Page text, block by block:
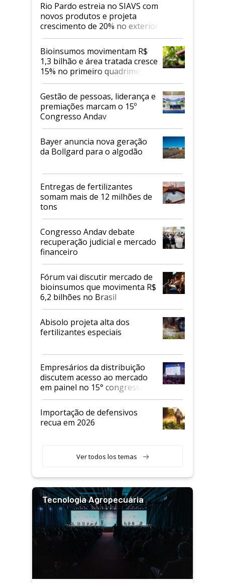
Rio Pardo estreia no SIAVS com
novos produtos e projeta
crescimento de 20% no exterior
Bioinsumos movimentam R$
1,3 bilhão e área tratada cresce
15% no primeiro quadrimestre
de 2026
Gestão de pessoas, liderança e
premiações marcam o 15º
Congresso Andav
Bayer anuncia nova geração
da Bollgard para o algodão
Entregas de fertilizantes
somam mais de 12 milhões de
tons
Congresso Andav debate
recuperação judicial e mercado
financeiro
Fórum vai discutir mercado de
bioinsumos que movimenta R$
6,2 bilhões no Brasil
Abisolo projeta alta dos
fertilizantes especiais
Empresários da distribuição
discutem acesso ao mercado
em painel no 15° congresso
Andav
Importação de defensivos
recua em 2026
Ver todos los temas
Tecnologia Agropecuária